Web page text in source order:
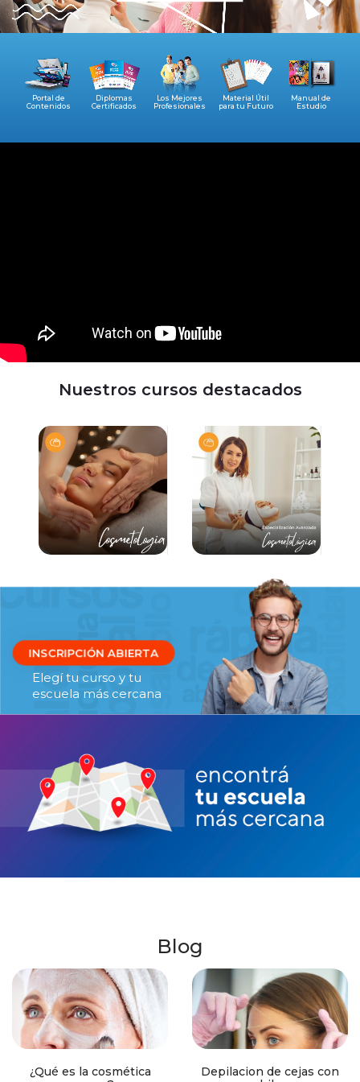
Portal de
Contenidos
Diplomas
Certificados
Los Mejores
Profesionales
Material Útil
para tu Futuro
Manual de
Estudio
Nuestros cursos destacados
INSCRIPCIÓN ABIERTA
Elegí tu curso y tu
escuela más cercana
Blog
¿Qué es la cosmética
Depilacion de cejas con